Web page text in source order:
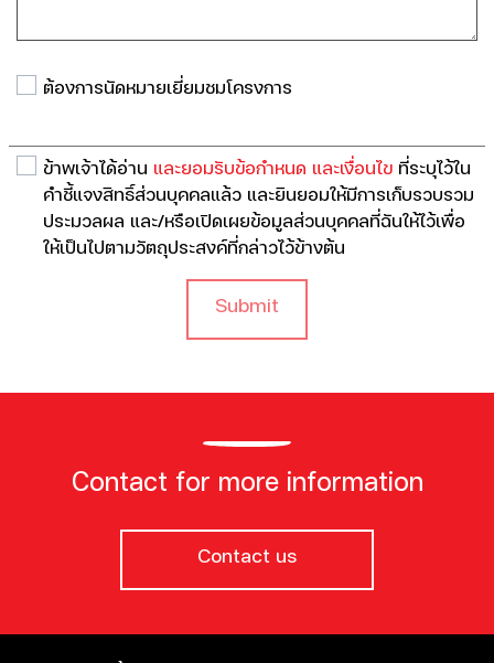
ต้องการนัดหมายเยี่ยมชมโครงการ
ข้าพเจ้าได้อ่าน และยอมรับข้อกำหนด และเงื่อนไข ที่ระบุไว้ใน
คำชี้แจงสิทธิ์ส่วนบุคคลแล้ว และยินยอมให้มีการเก็บรวบรวม
ประมวลผล และ/หรือเปิดเผยข้อมูลส่วนบุคคลที่ฉันให้ไว้เพื่อ
ให้เป็นไปตามวัตถุประสงค์ที่กล่าวไว้ข้างต้น
Submit
Contact for more information
Contact us